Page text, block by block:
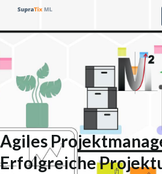
Agiles
Erfolgreiche